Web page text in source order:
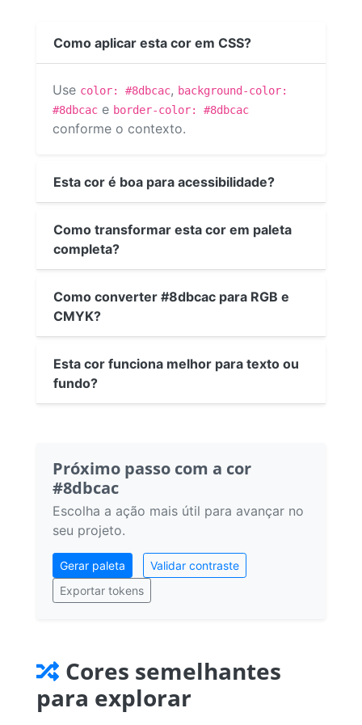
Como aplicar esta cor em CSS?
Use color: #8dbcac, background-color:
#8dbcac e border-color: #8dbcac
conforme o contexto.
Esta cor é boa para acessibilidade?
Como transformar esta cor em paleta
completa?
Como converter #8dbcac para RGB e
CMYK?
Esta cor funciona melhor para texto ou
fundo?
Próximo passo com a cor
#8dbcac
Escolha a ação mais útil para avançar no
seu projeto.
Gerar paleta
Validar contraste
Exportar tokens
Cores semelhantes
para explorar